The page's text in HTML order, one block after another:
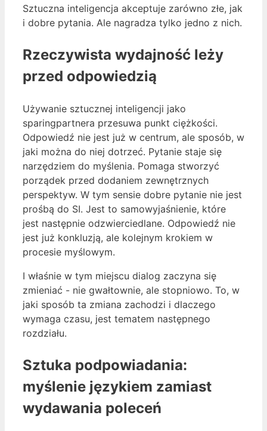
Sztuczna inteligencja akceptuje zarówno złe, jak
i dobre pytania. Ale nagradza tylko jedno z nich.
Rzeczywista wydajność leży
przed odpowiedzią
Używanie sztucznej inteligencji jako
sparingpartnera przesuwa punkt ciężkości.
Odpowiedź nie jest już w centrum, ale sposób, w
jaki można do niej dotrzeć. Pytanie staje się
narzędziem do myślenia. Pomaga stworzyć
porządek przed dodaniem zewnętrznych
perspektyw. W tym sensie dobre pytanie nie jest
prośbą do SI. Jest to samowyjaśnienie, które
jest następnie odzwierciedlane. Odpowiedź nie
jest już konkluzją, ale kolejnym krokiem w
procesie myślowym.
I właśnie w tym miejscu dialog zaczyna się
zmieniać - nie gwałtownie, ale stopniowo. To, w
jaki sposób ta zmiana zachodzi i dlaczego
wymaga czasu, jest tematem następnego
rozdziału.
Sztuka podpowiadania:
myślenie językiem zamiast
wydawania poleceń